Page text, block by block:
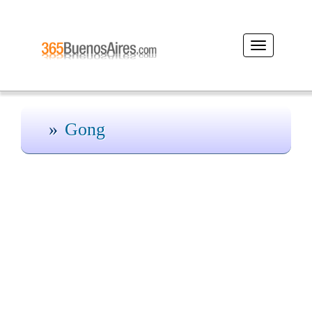
Desplegar
navegación
Gong